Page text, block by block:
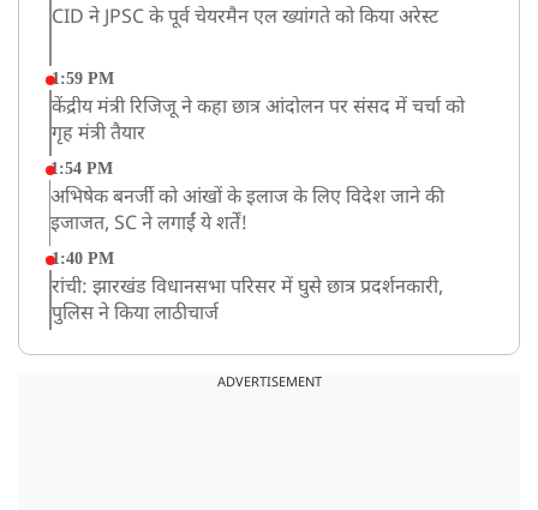
CID ने JPSC के पूर्व चेयरमैन एल ख्यांगते को किया अरेस्ट
1:59 PM
केंद्रीय मंत्री रिजिजू ने कहा छात्र आंदोलन पर संसद में चर्चा को
गृह मंत्री तैयार
1:54 PM
अभिषेक बनर्जी को आंखों के इलाज के लिए विदेश जाने की
इजाजत, SC ने लगाईं ये शर्तें!
1:40 PM
रांची: झारखंड विधानसभा परिसर में घुसे छात्र प्रदर्शनकारी,
पुलिस ने किया लाठीचार्ज
संसद में फिर हंगामा, कार्यवाही स्थगित, नहीं चल सका प्रश्नकाल
ADVERTISEMENT